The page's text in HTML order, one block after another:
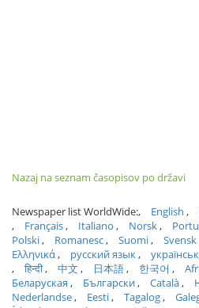
Nazaj na seznam časopisov po državi
Newspaper list WorldWide: English
Français
Italiano Norsk
Polski
Romanesc Suomi Svensk
Ελληνικά
русский язык
हिन्दी
中文 日本語 한국어
Беларуская
Български Català
Nederlandse
Eesti Tagalog